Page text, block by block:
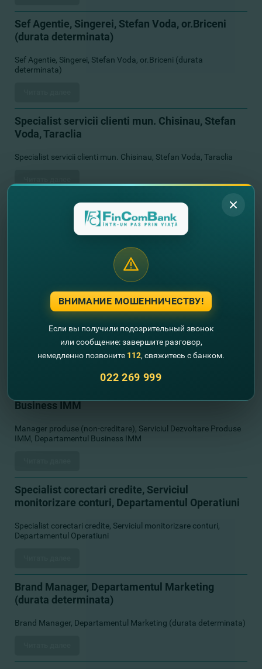
Sef Agentie, Singerei, Stefan Voda, or.Briceni
(durata determinata)
Sef Agentie, Singerei, Stefan Voda, or.Briceni (durata
determinata)
Specialist servicii clienti mun. Chisinau, Stefan
Voda, Taraclia
Specialist servicii clienti mun. Chisinau, Stefan Voda, Taraclia
Specialist principal, Serviciul Gestionare Soft,
Directia Dezvoltare Soft si Tehnologii, DTI
Director sucursala , Soroca, Balti
Director sucursala , Soroca, Balti
Manager produse (non-creditare), Serviciul
Business IMM
Manager produse (non-creditare), Serviciul Dezvoltare Produse
IMM, Departamentul Business IMM
Specialist corectari credite, Serviciul
monitorizare conturi, Departamentul Operatiuni
Specialist corectari credite, Serviciul monitorizare conturi,
Departamentul Operatiuni
Brand Manager, Departamentul Marketing
(durata determinata)
Brand Manager, Departamentul Marketing (durata determinata)
ВНИМАНИЕ МОШЕННИЧЕСТВУ!
Если вы получили подозрительный звонок
или сообщение: завершите разговор,
немедленно позвоните 112, свяжитесь с банком.
022 269 999